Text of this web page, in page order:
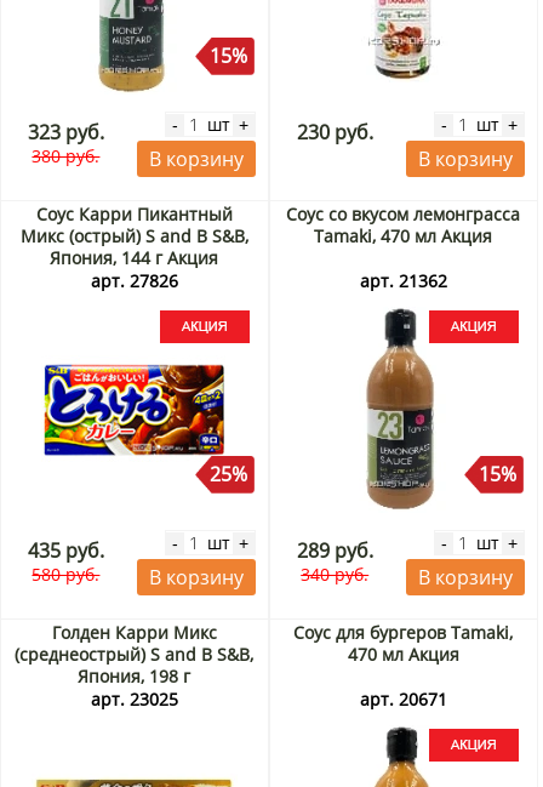
15%
323 руб.
380 руб.
- шт +
В корзину
230 руб. - шт +
В корзину
Соус Карри Пикантный
Микс (острый) S and B S&B,
Япония, 144 г Акция
арт. 27826
25%
435 руб.
580 руб.
- шт +
В корзину
Соус со вкусом лемонграсса
Tamaki, 470 мл Акция
арт. 21362
15%
289 руб.
340 руб.
- шт +
В корзину
Голден Карри Микс
(среднеострый) S and B S&B,
Япония, 198 г
арт. 23025
Соус для бургеров Tamaki,
470 мл Акция
арт. 20671